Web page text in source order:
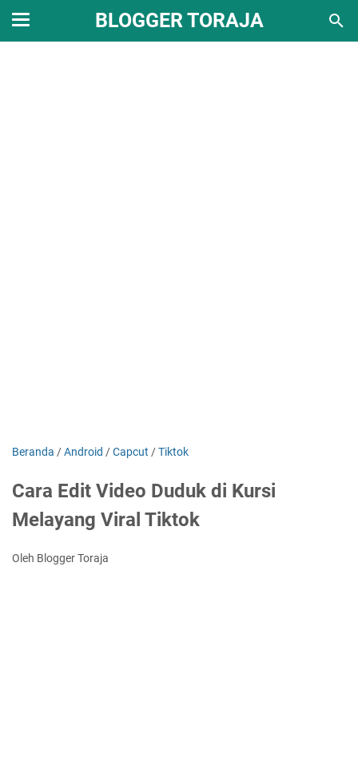
BLOGGER TORAJA
Beranda /Android /Capcut /Tiktok
Cara Edit Video Duduk di Kursi
Melayang Viral Tiktok
Oleh Blogger Toraja